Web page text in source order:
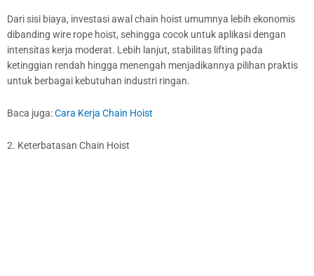
Dari sisi biaya, investasi awal chain hoist umumnya lebih ekonomis
dibanding wire rope hoist, sehingga cocok untuk aplikasi dengan
intensitas kerja moderat. Lebih lanjut, stabilitas lifting pada
ketinggian rendah hingga menengah menjadikannya pilihan praktis
untuk berbagai kebutuhan industri ringan.
Baca juga:Cara Kerja Chain Hoist
2. Keterbatasan Chain Hoist